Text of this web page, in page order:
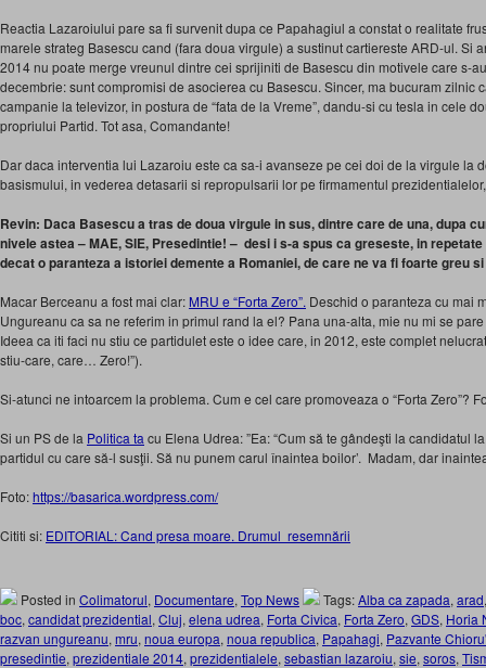
Reactia Lazaroiului pare sa fi survenit dupa ce Papahagiul a constat o realitate
marele strateg Basescu cand (fara doua virgule) a sustinut cartiereste ARD-ul. Si
2014 nu poate merge vreunul dintre cei sprijiniti de Basescu din motivele care s-
decembrie: sunt compromisi de asocierea cu Basescu. Sincer, ma bucuram zilnic
campanie la televizor, in postura de “fata de la Vreme”, dandu-si cu tesla in cele
propriului Partid. Tot asa, Comandante!
Dar daca interventia lui Lazaroiu este ca sa-i avanseze pe cei doi de la virgule la
basismului, in vederea detasarii si repropulsarii lor pe firmamentul
Revin: Daca Basescu a tras de doua virgule in sus, dintre care de una, dupa
nivele astea – MAE, SIE, Presedintie! – desi i s-a spus ca greseste, in
decat o paranteza a istoriei demente a Romaniei, de care ne va fi foarte greu
Macar Berceanu a fost mai clar: MRU e “Forta Zero”. Deschid o paranteza cu mai
Ungureanu ca sa ne referim in primul rand la el? Pana una-alta, mie nu mi se
Ideea ca iti faci nu stiu ce partidulet este o idee care, in 2012, este complet
stiu-care, care… Zero!”).
Si-atunci ne intoarcem la problema. Cum e cel care promoveaza o “Forta Zero”?
Si un PS de la Politica ta cu Elena Udrea: ”Ea: “Cum să te gândeşti la candidatul
partidul cu care să-l susţii. Să nu punem carul înaintea boilor’. Madam, dar
Foto:https://basarica.wordpress.com/
Cititi si: EDITORIAL: Cand presa moare. Drumul resemnării
Posted in Colimatorul, Documentare, Top News Tags:Alba ca zapada, arad
boc, candidat prezidential, Cluj, elena udrea, Forta Civica, Forta Zero, GDS, Horia
razvan ungureanu, mru, noua europa, noua republica, Papahagi, Pazvante Chioru'
presedintie, prezidentiale 2014, prezidentialele, sebastian lazaroiu, sie, soros,